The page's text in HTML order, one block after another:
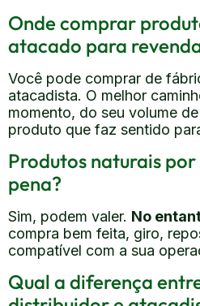
Onde comprar
atacado para
Você pode comprar de
atacadista. O melhor
momento, do seu volume
produto que faz sentido
Produtos naturais
pena?
Sim, podem valer. No
compra bem feita, giro,
compatível com a sua
Qual a diferença